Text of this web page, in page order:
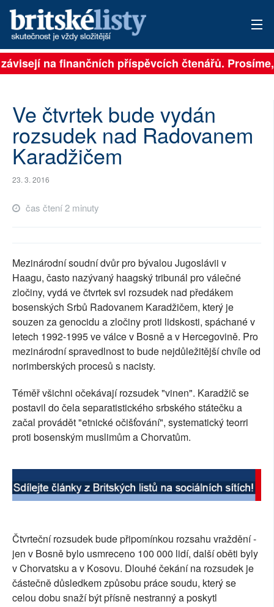
PŘIHLÁSIT
ARCHIV
ROZHOVORY
TÉMATA
NEJČTENĚJŠÍ ZA 7 DNÍ
PŘÍSPĚVKY NA PROVOZ
SOCIÁLNÍ SÍTĚ
RUBRIKY
PLNÁ VERZE STRÁNEK
na finančních příspěvcích čtenářů. Prosíme,
Ve čtvrtek bude vydán
rozsudek nad Radovanem
Karadžičem
23. 3. 2016
čas čtení 2 minuty
Mezinárodní soudní dvůr pro bývalou Jugoslávii v
Haagu, často nazývaný haagský tribunál pro válečné
zločiny, vydá ve čtvrtek svl rozsudek nad předákem
bosenských Srbů Radovanem Karadžičem, který je
souzen za genocidu a zločiny proti lidskosti, spáchané v
letech 1992-1995 ve válce v Bosně a v Hercegovině. Pro
mezinárodní spravedlnost to bude nejdůležitější chvíle od
norimberských procesů s nacisty.
Téměř všichni očekávají rozsudek "vinen". Karadžič se
postavil do čela separatistického srbského státečku a
začal provádět "etnické očišťování", systematický teorri
proti bosenským muslimům a Chorvatům.
Čtvrteční rozsudek bude připomínkou rozsahu vraždění -
jen v Bosně bylo usmreceno 100 000 lidí, další oběti byly
v Chorvatsku a v Kosovu. Dlouhé čekání na rozsudek je
částečně důsledkem způsobu práce soudu, který se
celou dobu snaží být přísně nestranný a poskytl